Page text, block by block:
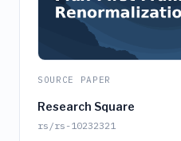
SOURCE PAPER
Research Square
rs/rs-10232321